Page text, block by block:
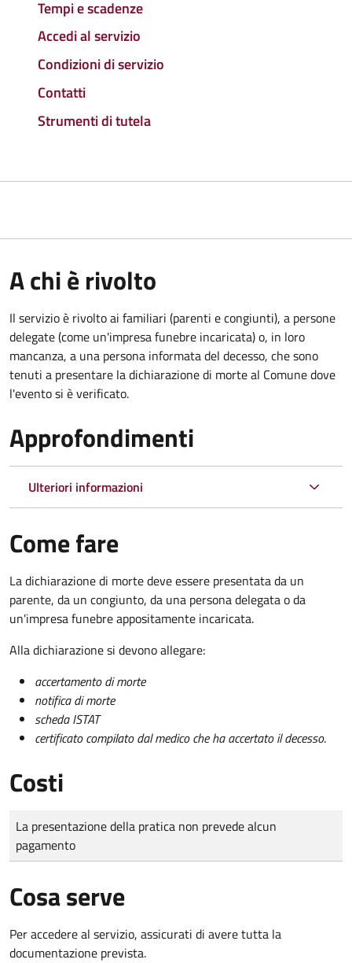
Tempi e scadenze
Accedi al servizio
Condizioni di servizio
Contatti
Strumenti di tutela
A chi è rivolto
Il servizio è rivolto ai familiari (parenti e congiunti), a persone
delegate (come un'impresa funebre incaricata) o, in loro
mancanza, a una persona informata del decesso, che sono
tenuti a presentare la dichiarazione di morte al Comune dove
l'evento si è verificato.
Approfondimenti
Ulteriori informazioni
Come fare
La dichiarazione di morte deve essere presentata da un
parente, da un congiunto, da una persona delegata o da
un'impresa funebre appositamente incaricata.
Alla dichiarazione si devono allegare:
accertamento di morte
notifica di morte
scheda ISTAT
certificato compilato dal medico che ha accertato il decesso.
Costi
Tipo di pagamento
Importo
La presentazione della pratica non prevede alcun
pagamento
Cosa serve
Per accedere al servizio, assicurati di avere tutta la
documentazione prevista.